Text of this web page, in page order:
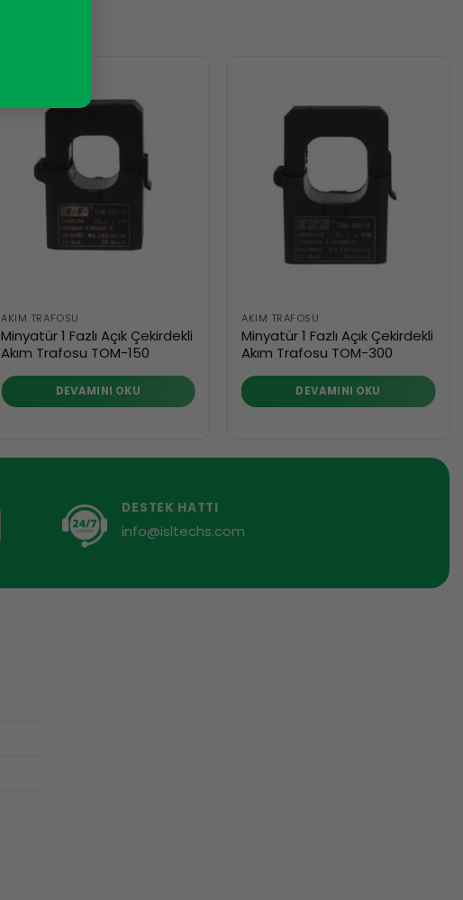
AKIM TRAFOSU
Minyatür 1 Fazlı Açık Çekirdekli
Akım Trafosu TOM-150
DEVAMINI OKU
AKIM TRAFOSU
Minyatür 1 Fazlı Açık Çekirdekli
Akım Trafosu TOM-300
DEVAMINI OKU
DESTEK HATTI
info@isltechs.com